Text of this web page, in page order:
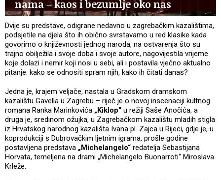
nama – kaos i bezumlje oko nas
Dvije su predstave, odigrane nedavno u zagrebačkim kazalištima,
podsjetile na djela što ih obično svrstavamo u red klasike kada
govorimo o književnosti jednog naroda, na ostvarenja što su
trajno obilježila i svoje doba i svoje autore, nagovijestila vrijeme
koje dolazi i nemir koji nosi u sebi, ali i postavila vječno aktualno
pitanje: kako se odnositi spram njih, kako ih čitati danas?
Jedna je, krajem veljače, nastala u Gradskom dramskom
kazalištu Gavella u Zagrebu – riječ je o novoj inscenaciji kultnog
romana Ranka Marinkovića „Kiklop“ u režiji Saše Anočića, a
druga je, sredinom ožujka, u Zagrebačkom kazalištu mladih stigla
iz Hrvatskog narodnog kazališta Ivana pl. Zajca u Rijeci, gdje je, u
koprodukciji s Dubrovačkim ljetnim igrama, prošle godine
postavljena predstava „Michelangelo“ redatelja Sebastijana
Horvata, temeljena na drami „Michelangelo Buonarroti“ Miroslava
Krleže.